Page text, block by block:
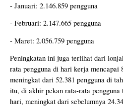
- Januari: 2.146.859 pengguna
- Februari: 2.147.665 pengguna
- Maret: 2.056.759 pengguna
Peningkatan ini juga terlihat dari
rata pengguna di hari kerja mencapai
meningkat dari 52.381 pengguna di
itu, di akhir pekan rata-rata pengguna
hari, meningkat dari sebelumnya